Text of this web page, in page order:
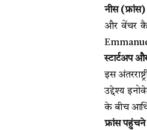
नीस
और वेंचर
Emmanuel
स्टार्टअप
इस
उद्देश्य
के बीच
फ्रांस पहुंचने